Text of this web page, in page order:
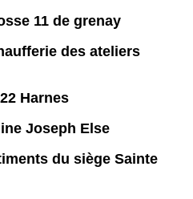
11 de grenay
des ateliers
Harnes
Joseph Else
du siège Sainte